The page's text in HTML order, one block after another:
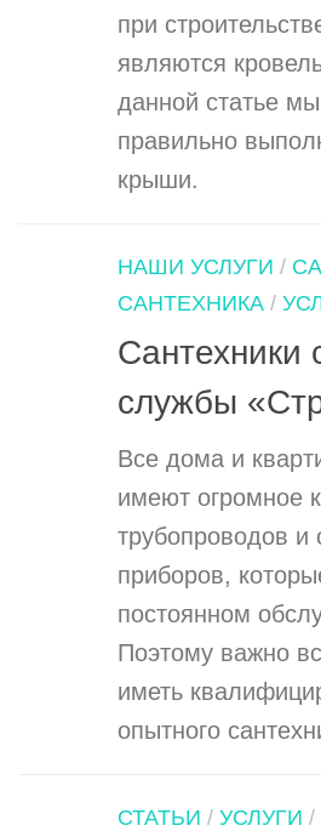
при
являются
данной статье
правильно
крыши.
НАШИ УСЛУГИ /
САНТЕХНИКА /
Сантехники
службы
Все дома и
имеют огромное
трубопроводов и
приборов,
постоянном
Поэтому важно
иметь
опытного
СТАТЬИ / УСЛУГИ /